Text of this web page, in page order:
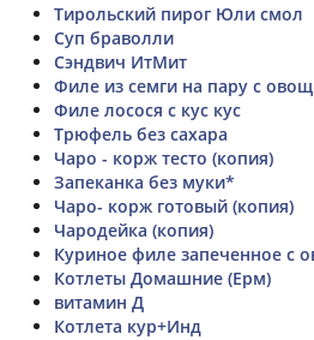
Тирольский пирог Юли смол
Суп браволли
Сэндвич ИтМит
Филе из семги на пару с
Филе лосося с кус кус
Трюфель без сахара
Чаро - корж тесто (копия)
Запеканка без муки*
Чаро- корж готовый (копия)
Чародейка (копия)
Куриное филе запеченное с
Котлеты Домашние (Ерм)
витамин Д
Котлета кур+Инд